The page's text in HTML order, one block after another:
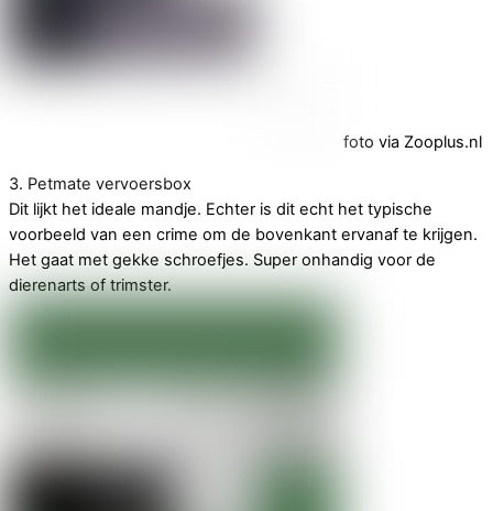
foto via Zooplus.nl
3. Petmate vervoersbox
Dit lijkt het ideale mandje. Echter is dit echt het typische
voorbeeld van een crime om de bovenkant ervanaf te krijgen.
Het gaat met gekke schroefjes. Super onhandig voor de
dierenarts of trimster.